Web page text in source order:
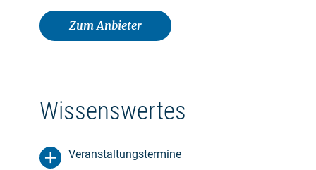
Zum Anbieter
Wissenswertes
Veranstaltungstermine